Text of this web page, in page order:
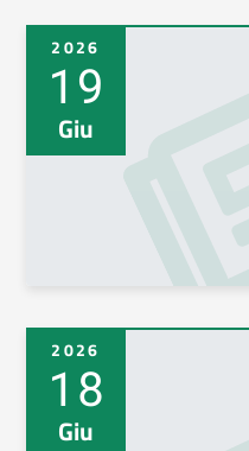
2026
19
Giu
2026
18
Giu